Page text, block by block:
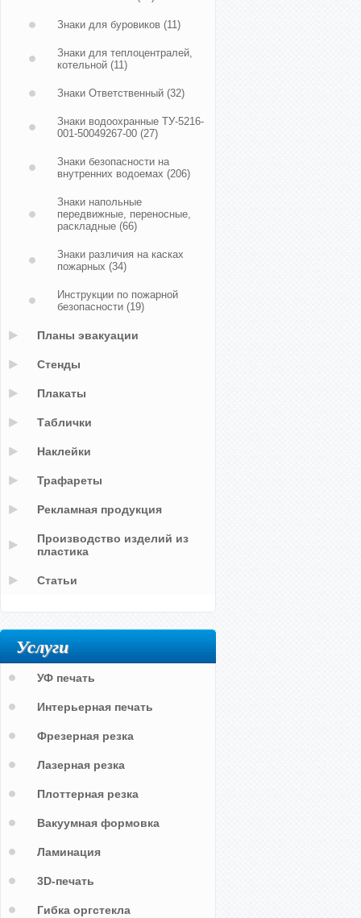
Знаки для буровиков (11)
Знаки для теплоцентралей,
котельной (11)
Знаки Ответственный (32)
Знаки водоохранные ТУ-5216-
001-50049267-00 (27)
Знаки безопасности на
внутренних водоемах (206)
Знаки напольные
передвижные, переносные,
раскладные (66)
Знаки различия на касках
пожарных (34)
Инструкции по пожарной
безопасности (19)
Планы эвакуации
Стенды
Плакаты
Таблички
Наклейки
Трафареты
Рекламная продукция
Производство изделий из
пластика
Статьи
Услуги
УФ печать
Интерьерная печать
Фрезерная резка
Лазерная резка
Плоттерная резка
Вакуумная формовка
Ламинация
3D-печать
Гибка оргстекла